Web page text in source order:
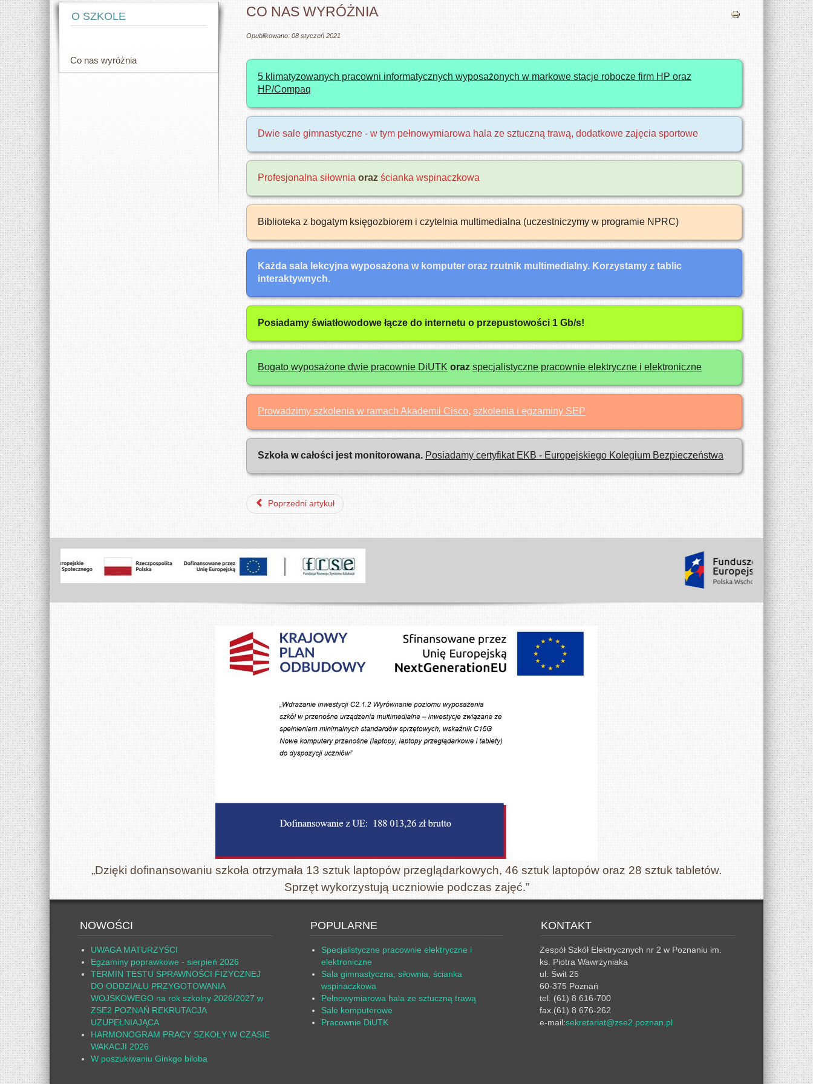
CO NAS WYRÓŻNIA
Opublikowano: 08 styczeń 2021
5 klimatyzowanych pracowni informatycznych wyposażonych w markowe stacje robocze firm HP oraz
HP/Compaq
Dwie sale gimnastyczne - w tym pełnowymiarowa hala ze sztuczną trawą, dodatkowe zajęcia sportowe
Profesjonalna siłownia oraz ścianka wspinaczkowa
Biblioteka z bogatym księgozbiorem i czytelnia multimedialna (uczestniczymy w programie NPRC)
Każda sala lekcyjna wyposażona w komputer oraz rzutnik multimedialny. Korzystamy z tablic
interaktywnych.
Posiadamy światłowodowe łącze do internetu o przepustowości 1 Gb/s!
Bogato wyposażone dwie pracownie DiUTK oraz specjalistyczne pracownie elektryczne i elektroniczne
Prowadzimy szkolenia w ramach Akademii Cisco, szkolenia i egzaminy SEP
Szkoła w całości jest monitorowana. Posiadamy certyfikat EKB - Europejskiego Kolegium Bezpieczeństwa
Poprzedni artykuł
O SZKOLE
Co nas wyróżnia
„Dzięki dofinansowaniu szkoła otrzymała 13 sztuk laptopów przeglądarkowych, 46 sztuk laptopów oraz 28 sztuk tabletów.
Sprzęt wykorzystują uczniowie podczas zajęć.”
NOWOŚCI
UWAGA MATURZYŚCI
Egzaminy poprawkowe - sierpień 2026
TERMIN TESTU SPRAWNOŚCI FIZYCZNEJ
DO ODDZIAŁU PRZYGOTOWANIA
WOJSKOWEGO na rok szkolny 2026/2027 w
ZSE2 POZNAŃ REKRUTACJA
UZUPEŁNIAJĄCA
HARMONOGRAM PRACY SZKOŁY W CZASIE
WAKACJI 2026
W poszukiwaniu Ginkgo biloba
POPULARNE
Specjalistyczne pracownie elektryczne i
elektroniczne
Sala gimnastyczna, siłownia, ścianka
wspinaczkowa
Pełnowymiarowa hala ze sztuczną trawą
Sale komputerowe
Pracownie DiUTK
KONTAKT
Zespół Szkół Elektrycznych nr 2 w Poznaniu im.
ks. Piotra Wawrzyniaka
ul. Świt 25
60-375 Poznań
tel. (61) 8 616-700
fax.(61) 8 676-262
e-mail:sekretariat@zse2.poznan.pl